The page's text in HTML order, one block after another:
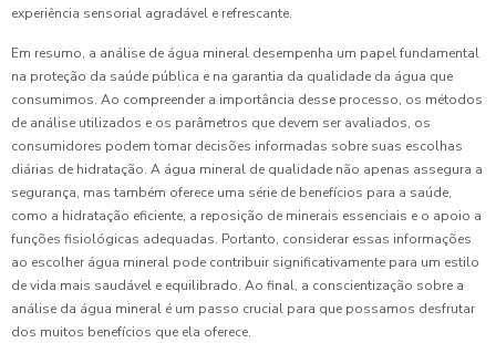
experiência sensorial agradável e refrescante.
Em resumo, a análise de água mineral desempenha um papel fundamental
na proteção da saúde pública e na garantia da qualidade da água que
consumimos. Ao compreender a importância desse processo, os métodos
de análise utilizados e os parâmetros que devem ser avaliados, os
consumidores podem tomar decisões informadas sobre suas escolhas
diárias de hidratação. A água mineral de qualidade não apenas assegura a
segurança, mas também oferece uma série de benefícios para a saúde,
como a hidratação eficiente, a reposição de minerais essenciais e o apoio a
funções fisiológicas adequadas. Portanto, considerar essas informações
ao escolher água mineral pode contribuir significativamente para um estilo
de vida mais saudável e equilibrado. Ao final, a conscientização sobre a
análise da água mineral é um passo crucial para que possamos desfrutar
dos muitos benefícios que ela oferece.